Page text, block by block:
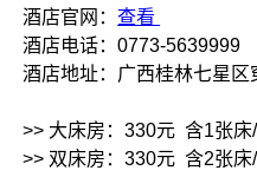
酒店官网：查看
酒店电话：0773-5639999
酒店地址：广西桂林七星区
>> 大床房：330元 含1张
>> 双床房：330元 含2张床